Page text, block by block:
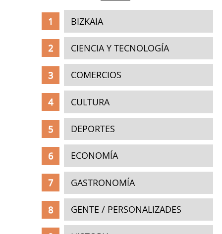
BIZKAIA
CIENCIA Y TECNOLOGÍA
COMERCIOS
CULTURA
DEPORTES
ECONOMÍA
GASTRONOMÍA
GENTE / PERSONALIZADES